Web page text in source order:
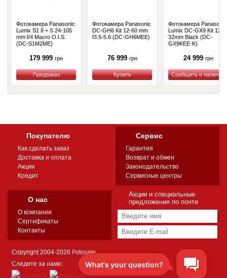
Фотокамера Panasonic
Lumix S1 II + S 24-105
mm f/4 Macro O.I.S.
(DC-S1M2ME)
179 999 грн
Купить
Фотокамера Panasonic
DC-GH6 Kit 12-60 mm
f3.5-5.6 (DC-GH6MEE)
76 999 грн
Купить
Фотокамера Panasonic
Lumix DC-GX9 Kit 12-
32mm Black (DС-
GX9KEE-K)
24 999 грн
Купить
Покупателю
Как сделать заказ
Доставка и оплата
Акции
Кредит
Сервис
Гарантия
Возврат и обмен
Законодательство
Сервисные центры
О нас
О компании
Сертификаты
Контакты
Акции и специальные
предложения по почте
Copyright 2004-2026 Fotosale
Следите за нами: